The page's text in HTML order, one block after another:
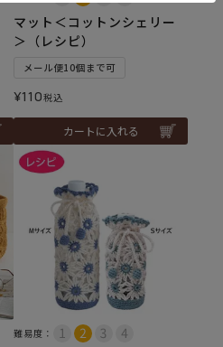
マット＜コットンシェリー
＞（レシピ）
メール便10個まで可
¥110税込
カートに入れる
難易度：